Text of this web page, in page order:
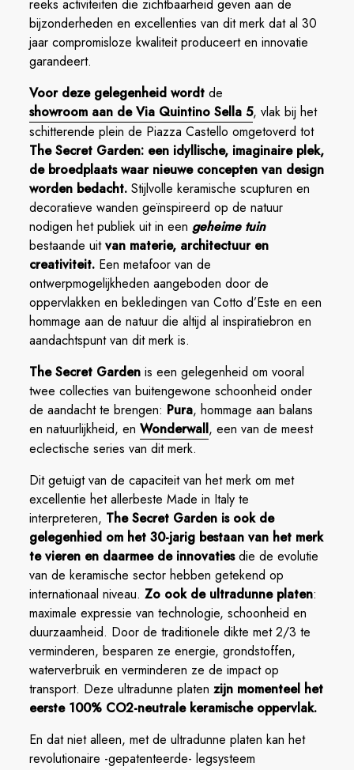
reeks activiteiten die zichtbaarheid geven aan de
bijzonderheden en excellenties van dit merk dat al 30
jaar compromisloze kwaliteit produceert en innovatie
garandeert.
Voor deze gelegenheid wordt de
showroom aan de Via Quintino Sella 5, vlak bij het
schitterende plein de Piazza Castello omgetoverd tot
The Secret Garden: een idyllische, imaginaire plek,
de broedplaats waar nieuwe concepten van design
worden bedacht. Stijlvolle keramische scupturen en
decoratieve wanden geïnspireerd op de natuur
nodigen het publiek uit in eengeheime tuin
bestaande uitvan materie, architectuur en
creativiteit. Een metafoor van de
ontwerpmogelijkheden aangeboden door de
oppervlakken en bekledingen van Cotto d’Este en een
hommage aan de natuur die altijd al inspiratiebron en
aandachtspunt van dit merk is.
The Secret Garden is een gelegenheid om vooral
twee collecties van buitengewone schoonheid onder
de aandacht te brengen: Pura, hommage aan balans
en natuurlijkheid, enWonderwall, een van de meest
eclectische series van dit merk.
Dit getuigt van de capaciteit van het merk om met
excellentie het allerbeste Made in Italy te
interpreteren, The Secret Garden is ook de
gelegenhied om het 30-jarig bestaan van het merk
te vieren en daarmee de innovatiesdie de evolutie
van de keramische sector hebben getekend op
internationaal niveau.Zo ook de ultradunne platen:
maximale expressie van technologie, schoonheid en
duurzaamheid. Door de traditionele dikte met 2/3 te
verminderen, besparen ze energie, grondstoffen,
waterverbruik en verminderen ze de impact op
transport. Deze ultradunne platenzijn momenteel het
eerste 100% CO2-neutrale keramische oppervlak.
En dat niet alleen, met de ultradunne platen kan het
revolutionaire -gepatenteerde- legsysteem